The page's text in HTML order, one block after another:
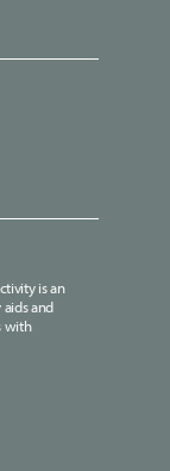
is an
and
with